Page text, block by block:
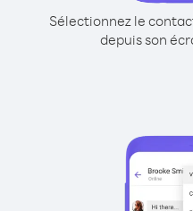
Sélectionnez le
depuis son